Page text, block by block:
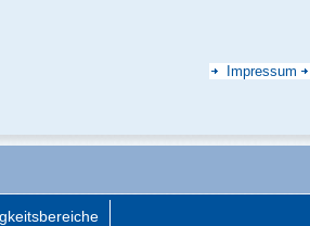
Impressum